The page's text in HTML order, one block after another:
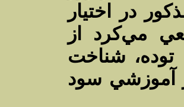
مذكور در اختيار
مي‌كرد از
شناخت
آموزشي سود